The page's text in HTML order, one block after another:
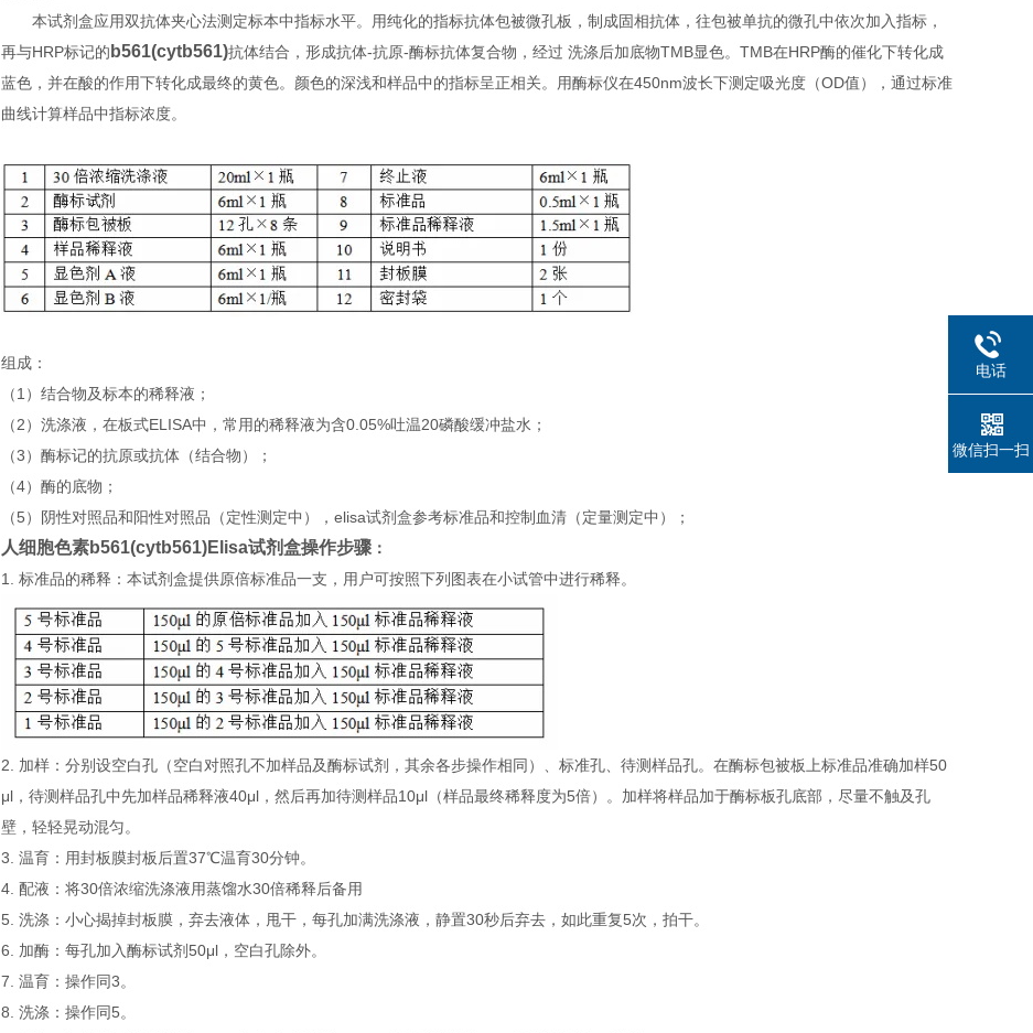
本试剂盒应用双抗体夹心法测定标本中指标水平。用纯化的指标抗体包被微孔板，制成固相抗体，往包被单抗的微孔中依次加入指标，
再与HRP标记的 b561(cytb561)抗体结合，形成抗体-抗原-酶标抗体复合物，经过 洗涤后加底物TMB显色。TMB在HRP酶的催化下转化成
蓝色，并在酸的作用下转化成最终的黄色。颜色的深浅和样品中的指标呈正相关。用酶标仪在450nm波长下测定吸光度（OD值），通过标准
曲线计算样品中指标浓度。
组成：
（1）结合物及标本的稀释液；
（2）洗涤液，在板式ELISA中，常用的稀释液为含0.05%吐温20磷酸缓冲盐水；
（3）酶标记的抗原或抗体（结合物）；
（4）酶的底物；
（5）阴性对照品和阳性对照品（定性测定中），elisa试剂盒参考标准品和控制血清（定量测定中）；
人细胞色素b561(cytb561)Elisa试剂盒操作步骤 ：
1. 标准品的稀释：本试剂盒提供原倍标准品一支，用户可按照下列图表在小试管中进行稀释。
2. 加样：分别设空白孔（空白对照孔不加样品及酶标试剂，其余各步操作相同）、标准孔、待测样品孔。在酶标包被板上标准品准确加样50
μl，待测样品孔中先加样品稀释液40μl，然后再加待测样品10μl（样品最终稀释度为5倍）。加样将样品加于酶标板孔底部，尽量不触及孔
壁，轻轻晃动混匀。
3. 温育：用封板膜封板后置37℃温育30分钟。
4. 配液：将30倍浓缩洗涤液用蒸馏水30倍稀释后备用
5. 洗涤：小心揭掉封板膜，弃去液体，甩干，每孔加满洗涤液，静置30秒后弃去，如此重复5次，拍干。
6. 加酶：每孔加入酶标试剂50μl，空白孔除外。
7. 温育：操作同3。
8. 洗涤：操作同5。
电话
微信扫一扫